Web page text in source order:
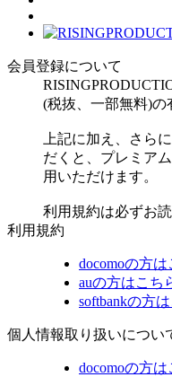
会員登録について
(税抜、一部無料)の
上記に加え、さら
だくと、プレミア
用いただけます。
利用規約は必ずお読
利用規約
docomoの方は
auの方はこち
softbankの方
個人情報取り扱いについ
docomoの方は